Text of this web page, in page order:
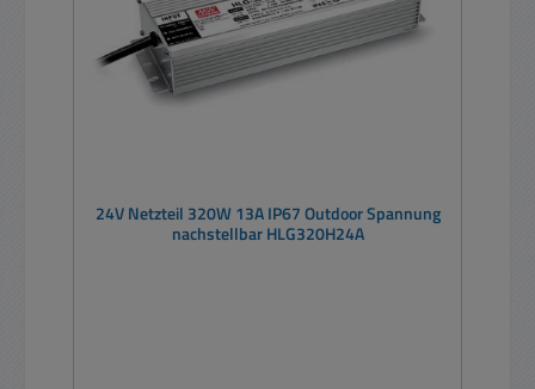
24V Netzteil 320W 13A IP67 Outdoor Spannung
nachstellbar HLG320H24A